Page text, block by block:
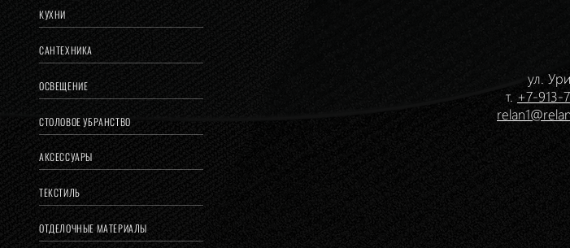
КУХНИ
САНТЕХНИКА
ОСВЕЩЕНИЕ
СТОЛОВОЕ УБРАНСТВО
АКСЕССУАРЫ
ТЕКСТИЛЬ
ОТДЕЛОЧНЫЕ МАТЕРИАЛЫ
ул.
т. +7-913-